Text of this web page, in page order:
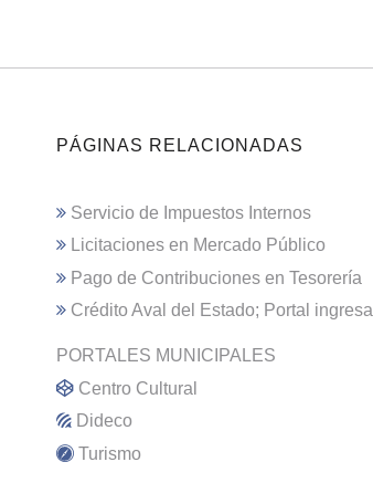
PÁGINAS RELACIONADAS
Servicio de Impuestos Internos
Licitaciones en Mercado Público
Pago de Contribuciones en Tesorería
Crédito Aval del Estado; Portal ingresa
PORTALES MUNICIPALES
Centro Cultural
Dideco
Turismo